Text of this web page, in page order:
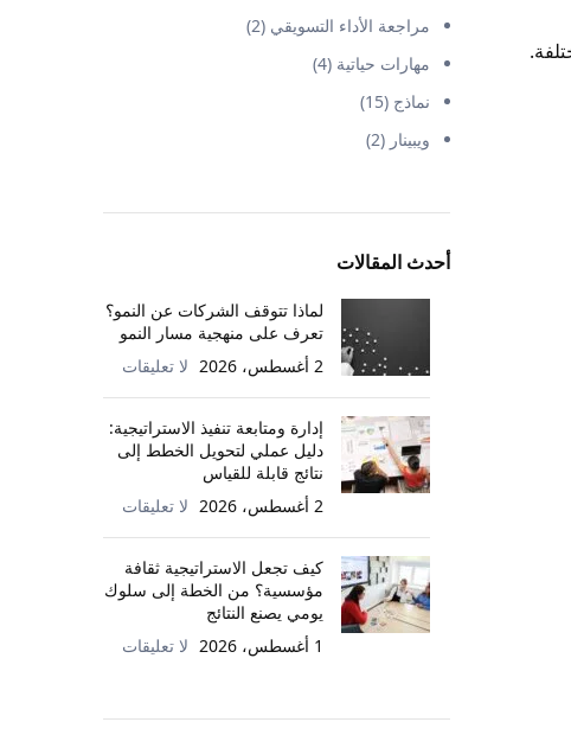
مراجعة الأداء التسويقي (2)
مهارات حياتية (4)
نماذج (15)
ويبينار (2)
أحدث المقالات
لماذا تتوقف الشركات عن النمو؟
تعرف على منهجية مسار النمو
2 أغسطس، 2026
لا تعليقات
إدارة ومتابعة تنفيذ الاستراتيجية:
دليل عملي لتحويل الخطط إلى
نتائج قابلة للقياس
2 أغسطس، 2026
لا تعليقات
كيف تجعل الاستراتيجية ثقافة
مؤسسية؟ من الخطة إلى سلوك
يومي يصنع النتائج
1 أغسطس، 2026
لا تعليقات